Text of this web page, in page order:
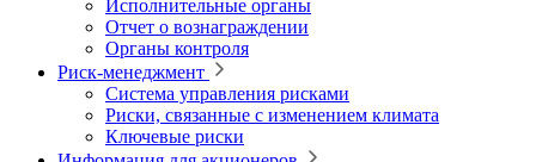
Исполнительные органы
Отчет о вознаграждении
Органы контроля
Риск-менеджмент
Система управления рисками
Риски, связанные с изменением климата
Ключевые риски